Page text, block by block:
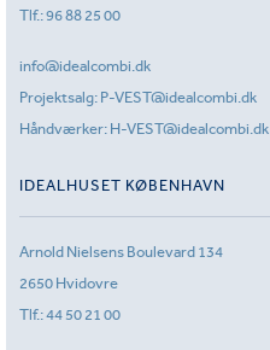
Tlf.:96 88 25 00
info@idealcombi.dk
Projektsalg: P-VEST@idealcombi.dk
Håndværker: H-VEST@idealcombi.dk
IDEALHUSET KØBENHAVN
Arnold Nielsens Boulevard 134
2650 Hvidovre
Tlf.:44 50 21 00